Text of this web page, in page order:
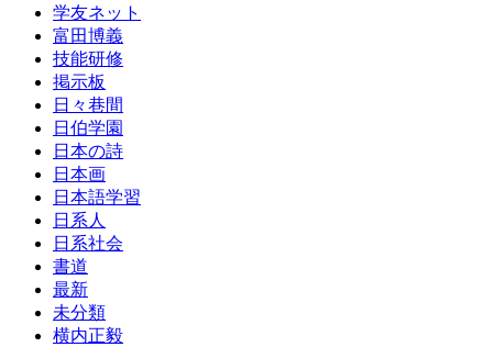
学友ネット
富田博義
技能研修
掲示板
日々巷間
日伯学園
日本の詩
日本画
日本語学習
日系人
日系社会
書道
最新
未分類
横内正毅